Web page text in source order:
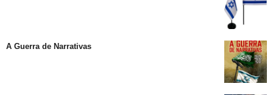
A Guerra de Narrativas